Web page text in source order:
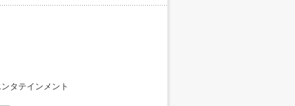
タテインメント